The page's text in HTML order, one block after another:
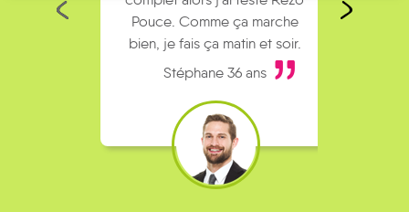
Pouce. Comme ça marche
bien, je fais ça matin et soir.
Stéphane 36 ans